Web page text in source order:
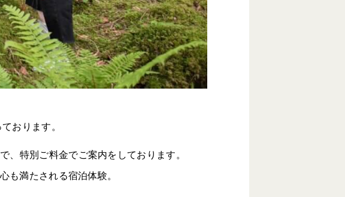
おります。
、特別ご料金でご案内をしております。
も満たされる宿泊体験。